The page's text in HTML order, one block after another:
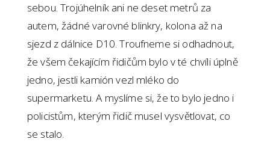
sebou. Trojúhelník ani ne deset metrů za
autem, žádné varovné blinkry, kolona až na
sjezd z dálnice D10. Troufneme si odhadnout,
že všem čekajícím řidičům bylo v té chvíli úplně
jedno, jestli kamión vezl mléko do
supermarketu. A myslíme si, že to bylo jedno i
policistům, kterým řidič musel vysvětlovat, co
se stalo.